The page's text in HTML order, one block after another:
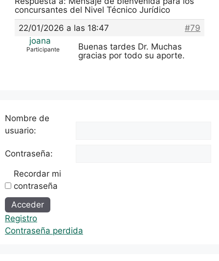
concursantes del Nivel Técnico Jurídico
22/01/2026 a las 18:47
#79
joana
Participante
Buenas tardes Dr. Muchas
gracias por todo su aporte.
Nombre de
usuario:
Contraseña:
Recordar mi
contraseña
Alternative:
Acceder
Registro
Contraseña perdida